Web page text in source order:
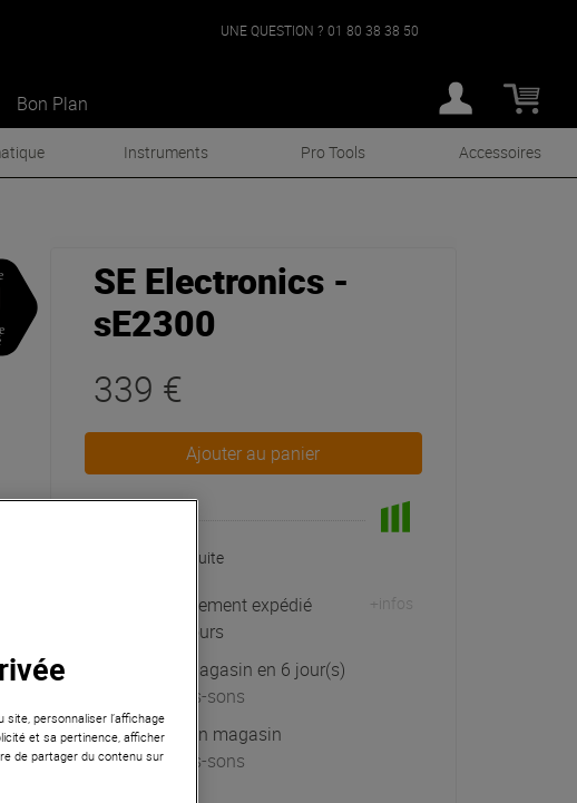
Bon Plan
UNE QUESTION ? 01 80 38 38 50
Instruments Pro Tools Accessoires
SE Electronics -
sE2300
339 €
Ajouter au panier
Livraison Gratuite
Habituellement expédié
sous 5 jours
+infos
Retrait magasin en 6 jour(s)
à Univers-sons
Exposé en magasin
à Univers-sons
personnaliser l’affichage
et sa pertinence, afficher
de partager du contenu sur